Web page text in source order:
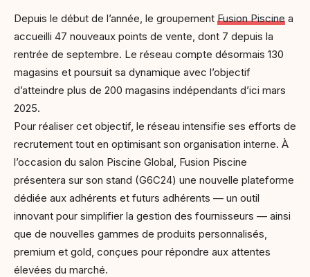
Depuis le début de l’année, le groupement Fusion Piscine a
accueilli 47 nouveaux points de vente, dont 7 depuis la
rentrée de septembre. Le réseau compte désormais 130
magasins et poursuit sa dynamique avec l’objectif
d’atteindre plus de 200 magasins indépendants d’ici mars
2025.
Pour réaliser cet objectif, le réseau intensifie ses efforts de
recrutement tout en optimisant son organisation interne. À
l’occasion du salon Piscine Global, Fusion Piscine
présentera sur son stand (G6C24) une nouvelle plateforme
dédiée aux adhérents et futurs adhérents — un outil
innovant pour simplifier la gestion des fournisseurs — ainsi
que de nouvelles gammes de produits personnalisés,
premium et gold, conçues pour répondre aux attentes
élevées du marché.